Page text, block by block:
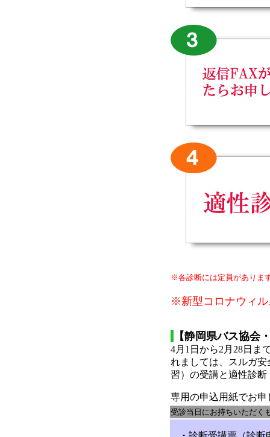
※各診断には定員がありま
※新型コロナウィル
【静岡県バス協会
4月1日から2月28日ま
れましては、スルガ
習）の受講と適性診
専用の申込用紙でお
受診当日にお持ちいただく